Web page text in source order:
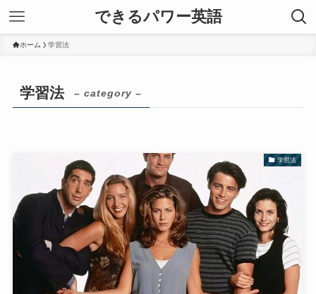
できるパワー英語
ホーム 学習法
学習法 – category –
学習法